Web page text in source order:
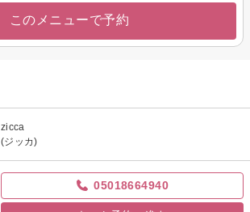
このメニューで予約
zicca
(ジッカ)
05018664940